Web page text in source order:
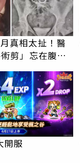
真相太扯！醫
剪」忘在腹
開服